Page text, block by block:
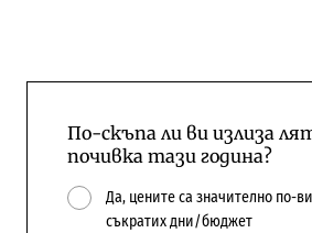
По-скъпа ли ви излиза
почивка тази година?
Да, цените са значително по-
съкратих дни/бюджет